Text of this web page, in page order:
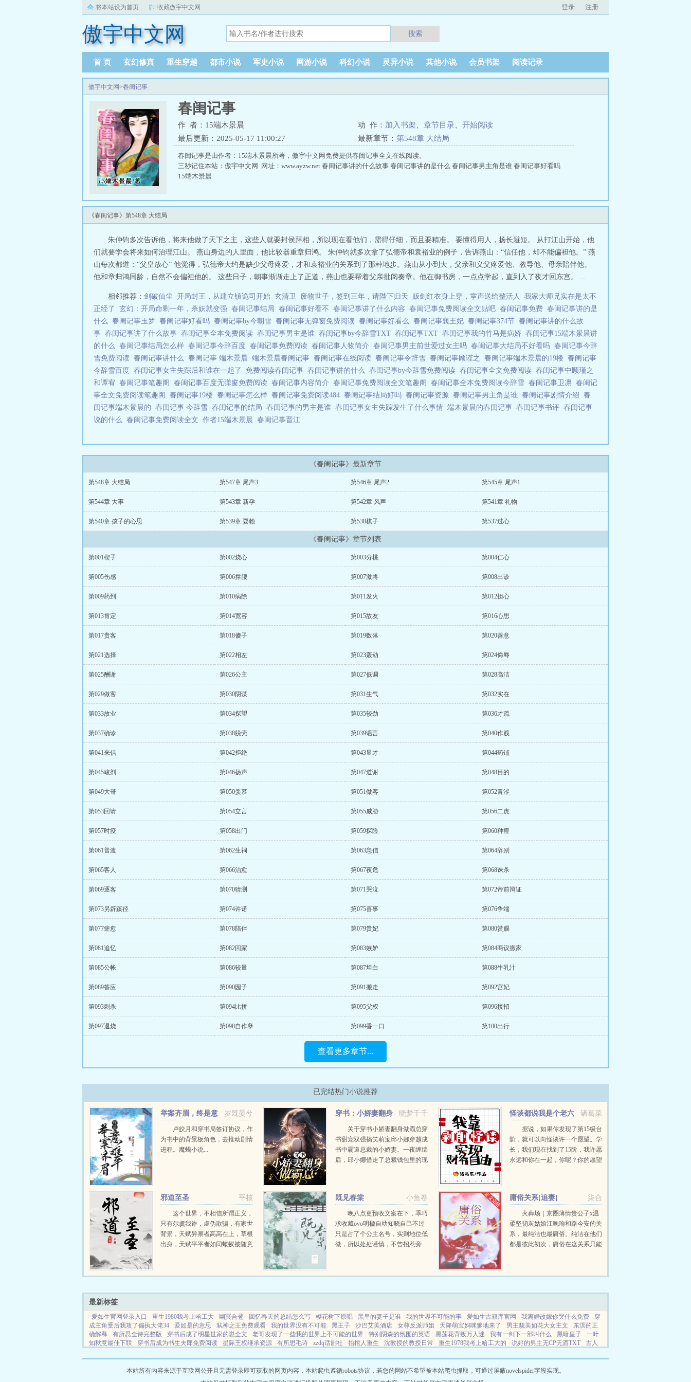
将本站设为首页 收藏傲宇中文网 登录 注册
傲宇中文网 搜索
首 页 玄幻修真 重生穿越 都市小说 军史小说 网游小说 科幻小说 灵异小说 其他小说 会员书架 阅读记录
傲宇中文网>春闺记事
春闺记事
作 者：15端木景晨 动 作： 加入书架 章节目录
开始阅读
最后更新：2025-05-17 11:00:27
最新章节： 第548章 大结局
春闺记事是由作者：15端木景晨所著，傲宇中文网免费提供春闺记事全文在线阅读。
三秒记住本站：傲宇中文网 网址：www.ayzw.net 春闺记事讲的什么故事 春闺记事讲的是什么 春闺记事男主角是谁 春闺记事好看吗
15端木景晨
《春闺记事》第548章 大结局
朱仲钧多次告诉他，将来他做了天下之主，这些人就要封侯拜相，所以现在看他们，需得仔细，而且要精准。 要懂得用人，扬长避短。 从打江山开始，他
们就要学会将来如何治理江山。 燕山身边的人里面，他比较器重章归鸿。 朱仲钧就多次拿了弘德帝和袁裕业的例子，告诉燕山：“信任他，却不能偏袒他。” 燕
山每次都道：“父皇放心” 他觉得，弘德帝大约是缺少父母疼爱，才和袁裕业的关系到了那种地步。燕山从小到大，父亲和义父疼爱他、教导他、母亲陪伴他。
他和章归鸿同龄，自然不会偏袒他的。 这些日子，朝事渐渐走上了正道，燕山也要帮着父亲批阅奏章。他在御书房，一点点学起，直到入了夜才回东宫。 ...
相邻推荐： 剑破仙尘 开局封王，从建立镇诡司开始 玄清卫 废物世子，签到三年，请陛下归天 贩剑红衣身上穿，掌声送给整活人
我家大师兄实在是太不
正经了
玄幻：开局命剩一年，杀妖就变强 春闺记事结局 春闺记事好看不 春闺记事讲了什么内容 春闺记事免费阅读全文贴吧 春闺记事免费 春闺记事讲的是
什么 春闺记事玉罗 春闺记事好看吗 春闺记事by今朝雪 春闺记事无弹窗免费阅读 春闺记事好看么 春闺记事襄王妃 春闺记事374节 春闺记事讲的什么故
事 春闺记事讲了什么故事 春闺记事全本免费阅读 春闺记事男主是谁 春闺记事by今辞雪TXT 春闺记事TXT 春闺记事我的竹马是病娇 春闺记事15端木景晨讲
的什么 春闺记事结局怎么样 春闺记事今辞百度 春闺记事免费阅读 春闺记事人物简介 春闺记事男主前世爱过女主吗 春闺记事大结局不好看吗 春闺记事今辞
雪免费阅读 春闺记事讲什么 春闺记事 端木景晨 端木景晨春闺记事 春闺记事在线阅读 春闺记事令辞雪 春闺记事顾谨之 春闺记事端木景晨的19楼 春闺记事
今辞雪百度 春闺记事女主失踪后和谁在一起了 免费阅读春闺记事 春闺记事讲的什么 春闺记事by今辞雪免费阅读 春闺记事全文免费阅读 春闺记事中顾瑾之
和谭宥 春闺记事笔趣阁 春闺记事百度无弹窗免费阅读 春闺记事内容简介 春闺记事免费阅读全文笔趣阁 春闺记事全本免费阅读今辞雪 春闺记事卫凛 春闺记
事全文免费阅读笔趣阁 春闺记事19楼 春闺记事怎么样 春闺记事免费阅读484 春闺记事结局好吗 春闺记事资源 春闺记事男主角是谁 春闺记事剧情介绍 春
闺记事端木景晨的 春闺记事 今辞雪 春闺记事的结局 春闺记事的男主是谁 春闺记事女主失踪发生了什么事情 端木景晨的春闺记事 春闺记事书评 春闺记事
说的什么 春闺记事免费阅读全文 作者15端木景晨 春闺记事晋江
《春闺记事》最新章节
第548章 大结局 第547章 尾声3 第546章 尾声2 第545章 尾声1
第544章 大事 第543章 新孕 第542章 风声 第541章 礼物
第540章 孩子的心思 第539章 耍赖 第538棋子 第537过心
《春闺记事》章节列表
第001楔子 第002烧心 第003分桃 第004仁心
第005伤感 第006撑腰 第007激将 第008出诊
第009药到 第010病除 第011发火 第012担心
第013肯定 第014宽容 第015故友 第016心思
第017贵客 第018傻子 第019数落 第020善意
第021选择 第022相左 第023轰动 第024侮辱
第025酬谢 第026公主 第027低调 第028高洁
第029做客 第030阴谋 第031生气 第032实在
第033故业 第034探望 第035较劲 第036才疏
第037确诊 第038脱壳 第039谣言 第040作贱
第041来信 第042拒绝 第043显才 第044药铺
第045峻剂 第046扬声 第047道谢 第048目的
第049大哥 第050羡慕 第051做客 第052青涩
第053回请 第054立言 第055威胁 第056二虎
第057时疫 第058出门 第059探险 第060种痘
第061普渡 第062生祠 第063急信 第064辞别
第065客人 第066治愈 第067夜危 第068诛杀
第069逐客 第070猜测 第071哭泣 第072帝前辩证
第073另辟蹊径 第074许诺 第075喜事 第076争端
第077瘥愈 第078陪伴 第079贵妃 第080赏赐
第081追忆 第082回家 第083嫉妒 第084商议搬家
第085公帐 第086较量 第087坦白 第088牛乳汁
第089答应 第090园子 第091搬走 第092宫妃
第093刺杀 第094比拼 第095父权 第096接招
第097退烧 第098自作孽 第099香一口 第100出行
查看更多章节...
已完结热门小说推荐
岁既晏兮
举案齐眉，终是意
难平（快穿）
卢皎月和穿书局签订协议，作
为书中的背景板角色，去推动剧情
进程。魔蝎小说...
晓梦千千
穿书：小娇妻翻身
做霸总关于穿书小娇妻翻身做霸总穿
书甜宠双强搞笑萌宝邱小娜穿越成
书中霸道总裁的小娇妻。一夜缠绵
后，邱小娜借走了总裁钱包里的现
霸总...
诸葛菜
怪谈都说我是个老六
据说，如果你发现了第15级台
阶，就可以向怪谈许一个愿望。学
长，我们现在找到了15阶，我许愿
永远和你在一起，你呢？你的愿望
宽X米，一共有...
平核
邪道至圣
这个世界，不相信所谓正义，
只有尔虞我诈，虚伪欺骗，有家世
背景，天赋异禀者高高在上，草根
出身，天赋平平者如同蝼蚁被随意
在底层泥潭之中苦苦挣扎。八百
小鱼卷
既见春棠
晚八点更预收文案在下，乖巧
求收藏ovo明楹自幼知晓自己不过
只是占了个公主名号，实则地位低
微，所以处处谨慎，不曾招惹旁
不想因这次醉酒，她和皇兄...
柒合
庸俗关系[追妻]
火葬场｜京圈薄情贵公子x温
柔坚韧灰姑娘江晚瑜和路今安的关
系，最纯洁也最庸俗。纯洁在他们
都是彼此初次，庸俗在这关系只能
对江晚瑜动过心吗？...
最新标签
爱如生官网登录入口 重生1980我考上哈工大 幽冥合卺 回忆春天的总结怎么写 樱花树下原唱 黑皇的妻子是谁 我的世界不可能的事 爱如生古籍库官网 我离婚改嫁你哭什么免费
穿
成主角受后我攻了偏执大佬34
爱如是的意思 弑神之王免费观看 我的世界没有不可能 黑王子 沙巴艾美酒店 女尊反派师姐 天降萌宝妈咪爹地来了 男主貌美如花大女主文
东溟的正
确解释
有所思全诗完整版 穿书后成了明星世家的崽全文 老哥发现了一些我的世界上不可能的世界 特别阴森的氛围的英语 黑莲花背叛万人迷 我有一剑下一部叫什么 黑暗皇子
一叶
知秋意最佳下联
穿书后成为书生夫郎免费阅读 星际王权继承资源 有所思毛诗 zzdq话剧社 抬棺人重生 沈教授的教授日常 重生1978我考上哈工大的 说好的男主无CP无酒TXT
古人
文
规则怪谈天赋词条 爱如生哪里能看 东溟怎么读什么意思 黑皇puzzle 澹春山福王世子 炒作什么意思网络用语
网站地图
本站所有内容来源于互联网公开且无需登录即可获取的网页内容，本站爬虫遵循robots协议，若您的网站不希望被本站爬虫抓取，可通过屏蔽novelspider字段实现。